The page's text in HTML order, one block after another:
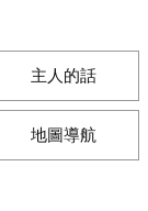
主人的話
地圖導航